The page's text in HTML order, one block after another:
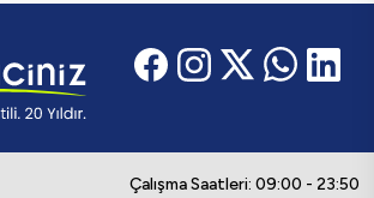
Çalışma Saatleri: 09:00 - 23:50